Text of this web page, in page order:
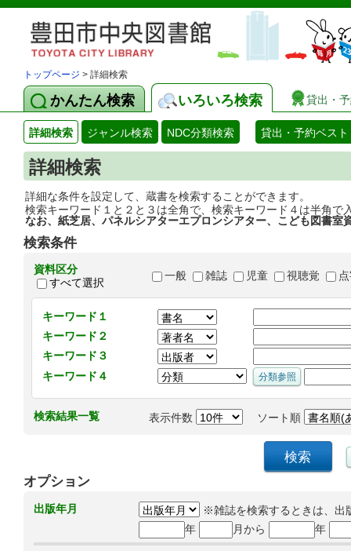
トップページ > 詳細検索
かんたん検索 いろいろ検索 貸出・
詳細検索 ジャンル検索 NDC分類検索 貸出・予約ベスト
詳細検索
詳細な条件を設定して、蔵書を検索することができます。
検索キーワード１と２と３は全角で、検索キーワード４は半角で
なお、紙芝居、パネルシアターエプロンシアター、こども図書室
検索条件
資料区分
すべて選択
一般 雑誌 児童 視聴覚
キーワード１
キーワード２
キーワード３
キーワード４
検索結果一覧 表示件数 ソート順
オプション
出版年月
※雑誌を検索するときは、出
年
月から 年